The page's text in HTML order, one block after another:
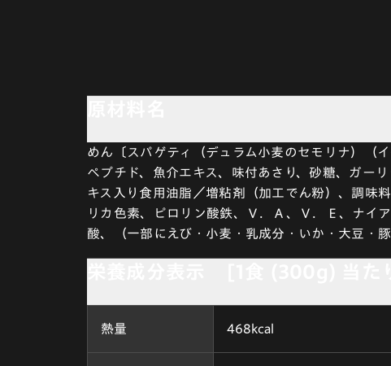
めん〔スパゲティ（デュラム小麦のセモリナ）（
ペプチド、魚介エキス、味付あさり、砂糖、ガー
キス入り食用油脂／増粘剤（加工でん粉）、調味
リカ色素、ピロリン酸鉄、Ｖ．Ａ、Ｖ．Ｅ、ナイ
酸、（一部にえび・小麦・乳成分・いか・大豆・
熱量 468kcal